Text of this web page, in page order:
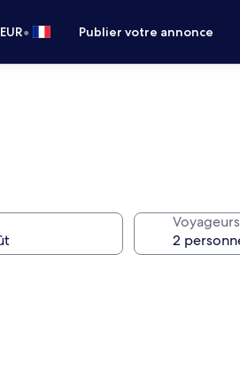
EUR• Publier votre annonce
Voyageurs